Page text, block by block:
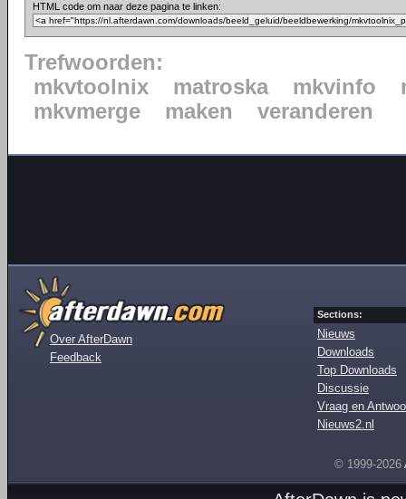
HTML code om naar deze pagina te linken:
Trefwoorden:
mkvtoolnix
matroska mkvinfo
mkvmerge
maken veranderen
Over AfterDawn
Feedback
Sections:
Nieuws
Downloads
Top Downloads
Discussie
Vraag en
Nieuws2.nl
© 1999-2026